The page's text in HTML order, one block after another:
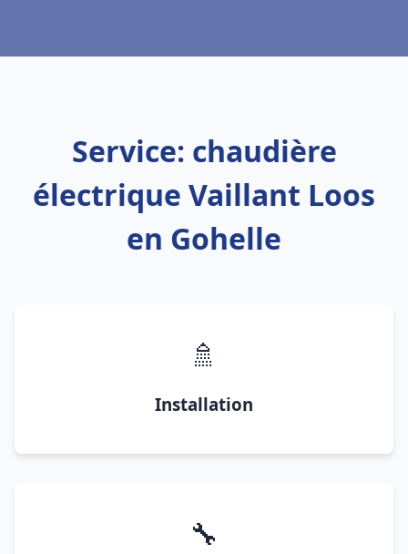
Service: chaudière
électrique Vaillant Loos
en Gohelle
🚿
Installation
🔧